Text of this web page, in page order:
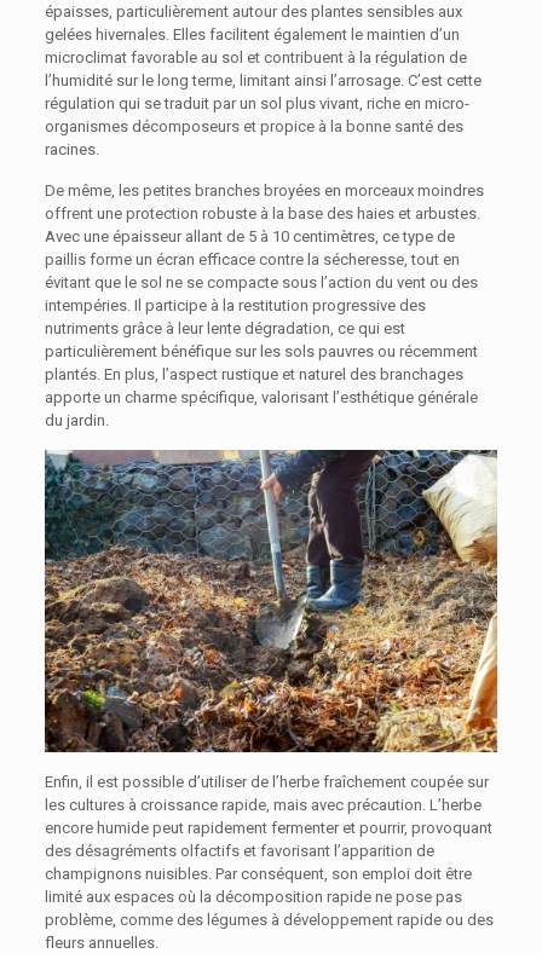
épaisses, particulièrement autour des plantes sensibles aux
gelées hivernales. Elles facilitent également le maintien d’un
microclimat favorable au sol et contribuent à la régulation de
l’humidité sur le long terme, limitant ainsi l’arrosage. C’est cette
régulation qui se traduit par un sol plus vivant, riche en micro-
organismes décomposeurs et propice à la bonne santé des
racines.
De même, les petites branches broyées en morceaux moindres
offrent une protection robuste à la base des haies et arbustes.
Avec une épaisseur allant de 5 à 10 centimètres, ce type de
paillis forme un écran efficace contre la sécheresse, tout en
évitant que le sol ne se compacte sous l’action du vent ou des
intempéries. Il participe à la restitution progressive des
nutriments grâce à leur lente dégradation, ce qui est
particulièrement bénéfique sur les sols pauvres ou récemment
plantés. En plus, l’aspect rustique et naturel des branchages
apporte un charme spécifique, valorisant l’esthétique générale
du jardin.
Enfin, il est possible d’utiliser de l’herbe fraîchement coupée sur
les cultures à croissance rapide, mais avec précaution. L’herbe
encore humide peut rapidement fermenter et pourrir, provoquant
des désagréments olfactifs et favorisant l’apparition de
champignons nuisibles. Par conséquent, son emploi doit être
limité aux espaces où la décomposition rapide ne pose pas
problème, comme des légumes à développement rapide ou des
fleurs annuelles.